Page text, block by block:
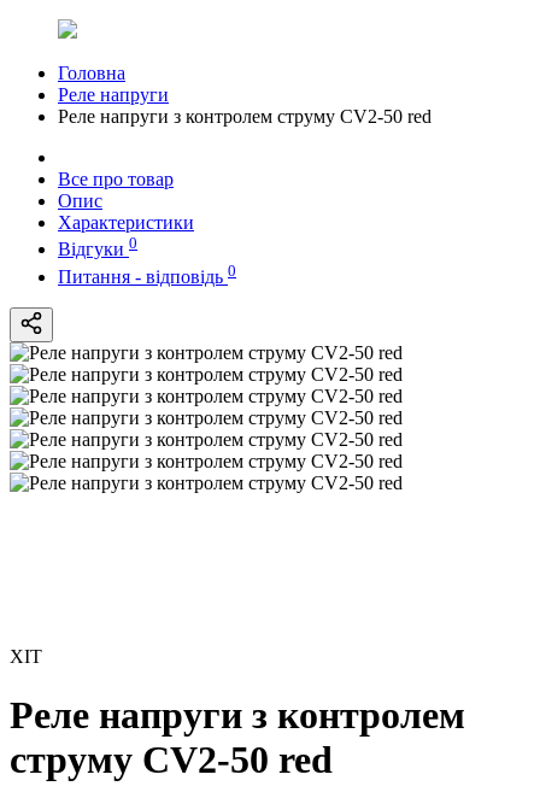
Головна
Реле напруги
Реле напруги з контролем струму CV2-50 red
Все про товар
Опис
Характеристики
Відгуки 0
Питання - відповідь 0
ХІТ
Реле напруги з контролем
струму CV2-50 red